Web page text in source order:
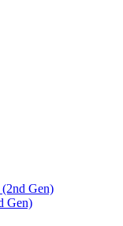
Gen)
Gen)